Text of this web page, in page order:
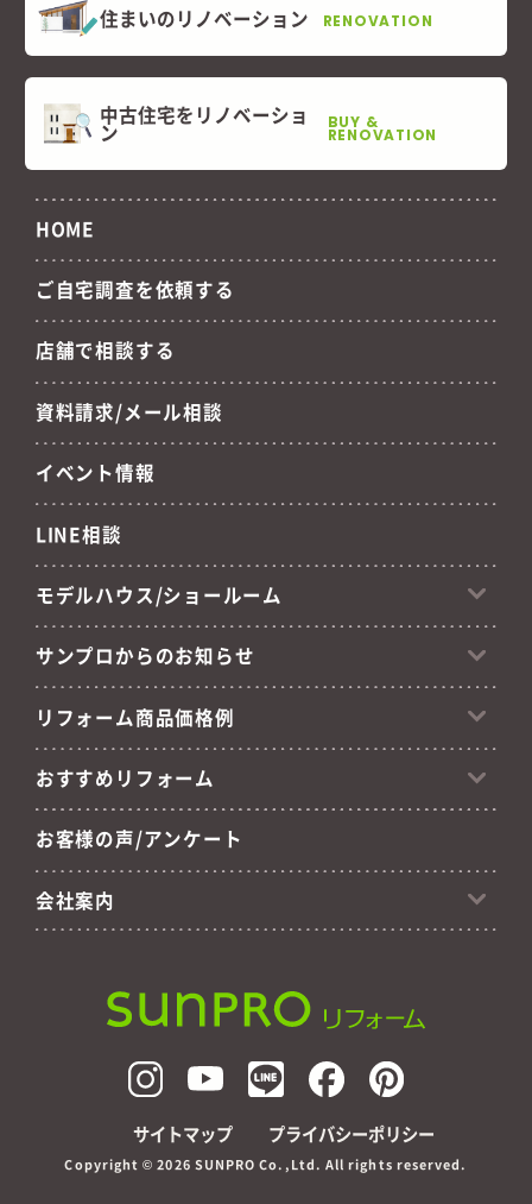
住まいのリノベーション RENOVATION
中古住宅をリノベーショ
ン BUY &
RENOVATION
HOME
ご自宅調査を依頼する
店舗で相談する
資料請求/メール相談
イベント情報
LINE相談
モデルハウス/ショールーム
サンプロからのお知らせ
リフォーム商品価格例
おすすめリフォーム
お客様の声/アンケート
会社案内
サイトマップ プライバシーポリシー
Copyright ©2026 SUNPRO Co.,Ltd. All rights reserved.